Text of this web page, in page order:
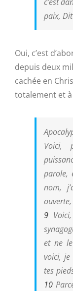
paix, Dit
Oui, c’est
depuis deux
cachée en
totalement et
Voici,
parole,
nom,
9
et ne
voici,
tes
10